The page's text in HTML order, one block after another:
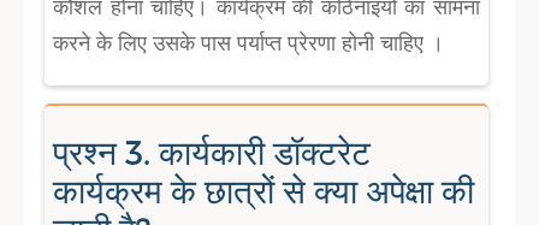
कौशल होना चाहिए। कार्यक्रम की कठिनाइयों का सामना
करने के लिए उसके पास पर्याप्त प्रेरणा होनी चाहिए ।
प्रश्न 3. कार्यकारी डॉक्टरेट
कार्यक्रम के छात्रों से क्या अपेक्षा की